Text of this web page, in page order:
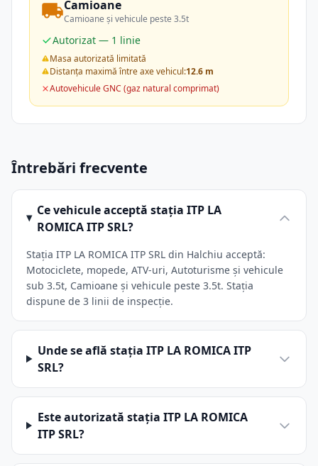
Camioane
Camioane și vehicule peste 3.5t
Autorizat — 1 linie
Masa autorizată limitată
Distanța maximă între axe vehicul:12.6 m
Autovehicule GNC (gaz natural comprimat)
Întrebări frecvente
Ce vehicule acceptă stația ITP LA
ROMICA ITP SRL?
Stația ITP LA ROMICA ITP SRL din Halchiu acceptă:
Motociclete, mopede, ATV-uri, Autoturisme și vehicule
sub 3.5t, Camioane și vehicule peste 3.5t. Stația
dispune de 3 linii de inspecție.
Unde se află stația ITP LA ROMICA ITP
SRL?
Este autorizată stația ITP LA ROMICA
ITP SRL?